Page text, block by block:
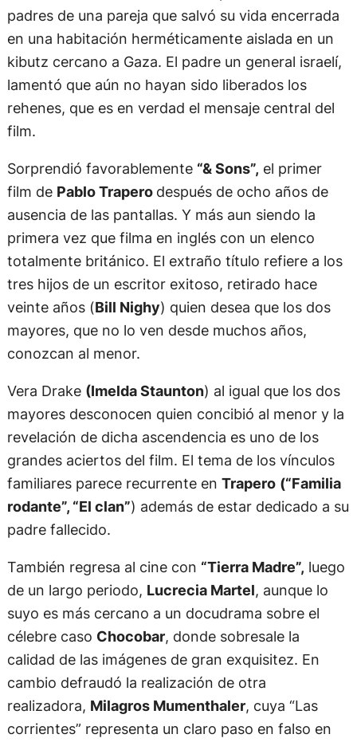
padres de una pareja que salvó su vida encerrada
en una habitación herméticamente aislada en un
kibutz cercano a Gaza. El padre un general israelí,
lamentó que aún no hayan sido liberados los
rehenes, que es en verdad el mensaje central del
film.
Sorprendió favorablemente “& Sons”, el primer
film de Pablo Trapero después de ocho años de
ausencia de las pantallas. Y más aun siendo la
primera vez que filma en inglés con un elenco
totalmente británico. El extraño título refiere a los
tres hijos de un escritor exitoso, retirado hace
veinte años (Bill Nighy) quien desea que los dos
mayores, que no lo ven desde muchos años,
conozcan al menor.
Vera Drake (Imelda Staunton) al igual que los dos
mayores desconocen quien concibió al menor y la
revelación de dicha ascendencia es uno de los
grandes aciertos del film. El tema de los vínculos
familiares parece recurrente en Trapero (“Familia
rodante”, “El clan”) además de estar dedicado a su
padre fallecido.
También regresa al cine con “Tierra Madre”, luego
de un largo periodo, Lucrecia Martel, aunque lo
suyo es más cercano a un docudrama sobre el
célebre caso Chocobar, donde sobresale la
calidad de las imágenes de gran exquisitez. En
cambio defraudó la realización de otra
realizadora, Milagros Mumenthaler, cuya “Las
corrientes” representa un claro paso en falso en